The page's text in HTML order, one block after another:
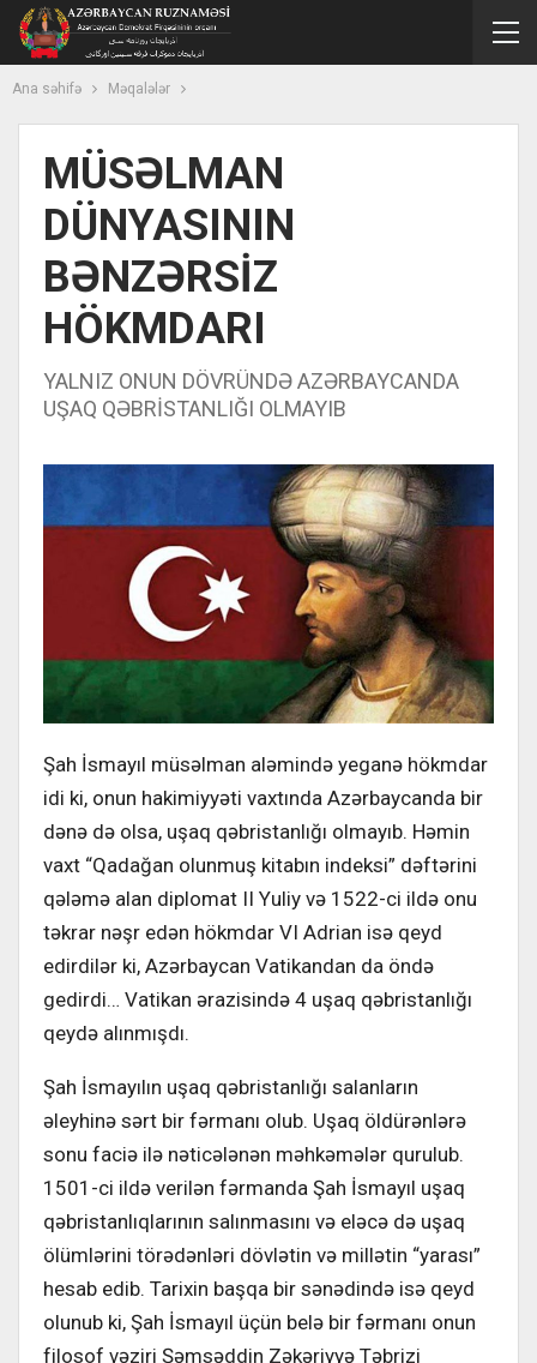
Ana səhifə Məqalələr
MÜSƏLMAN
DÜNYASININ
BƏNZƏRSİZ
HÖKMDARI
YALNIZ ONUN DÖVRÜNDƏ AZƏRBAYCANDA
UŞAQ QƏBRİSTANLIĞI OLMAYIB
Şah İsmayıl müsəlman aləmində yeganə hökmdar
idi ki, onun hakimiyyəti vaxtında Azərbaycanda bir
dənə də olsa, uşaq qəbristanlığı olmayıb. Həmin
vaxt “Qadağan olunmuş kitabın indeksi” dəftərini
qələmə alan diplomat II Yuliy və 1522-ci ildə onu
təkrar nəşr edən hökmdar VI Adrian isə qeyd
edirdilər ki, Azərbaycan Vatikandan da öndə
gedirdi… Vatikan ərazisində 4 uşaq qəbristanlığı
qeydə alınmışdı.
Şah İsmayılın uşaq qəbristanlığı salanların
əleyhinə sərt bir fərmanı olub. Uşaq öldürənlərə
sonu faciə ilə nəticələnən məhkəmələr qurulub.
1501-ci ildə verilən fərmanda Şah İsmayıl uşaq
qəbristanlıqlarının salınmasını və eləcə də uşaq
ölümlərini törədənləri dövlətin və millətin “yarası”
hesab edib. Tarixin başqa bir sənədində isə qeyd
olunub ki, Şah İsmayıl üçün belə bir fərmanı onun
filosof vəziri Şəmsəddin Zəkəriyyə Təbrizi